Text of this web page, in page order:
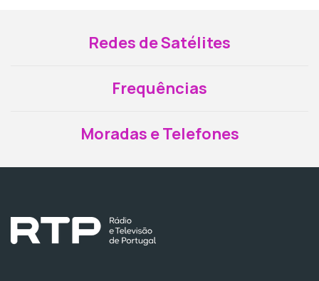
Redes de Satélites
Frequências
Moradas e Telefones